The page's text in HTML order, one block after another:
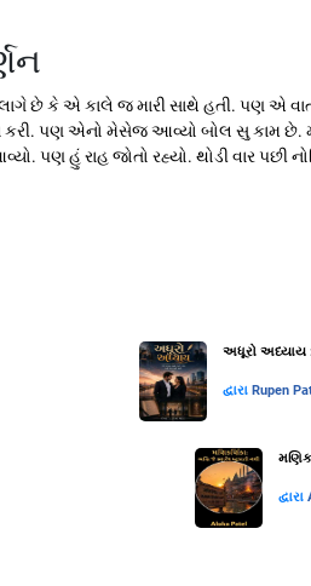
છે કે એ કાલે જ મારી સાથે હતી. પણ એ
કરી. પણ એનો મેસેજ આવ્યો બોલ સુ કામ છે.
પણ હું રાહ જોતો રહ્યો. થોડી વાર પછી
અધૂરો અધ્યાય
દ્વારા Rupen
દ્વારા